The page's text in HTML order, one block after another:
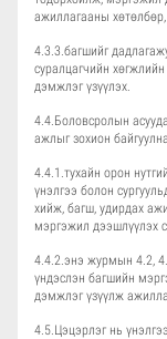
ажиллагааны
4.3.3.багшийг
суралцагчийн
дэмжлэг үзүүлэх.
4.4.Боловсролын
ажлыг зохион
4.4.1.тухайн орон
үнэлгээ болон
хийж, багш, удирдах
мэргэжил дээшлүүлэх
4.4.2.энэ журмын 4.2,
үндэслэн багшийн
дэмжлэг үзүүлж
4.5.Цэцэрлэг нь